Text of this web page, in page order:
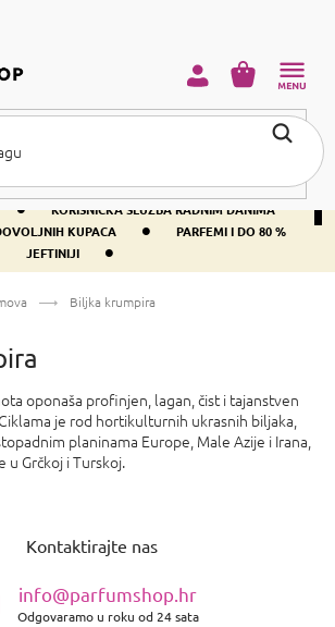
IZNAD PRIBLIŽNO 37 € •
400+ SVJETSKI
• KORISNIČKA SLUŽBA RADNIM DANIMA
KUPACA •
PARFEMI I DO 80 %
JEFTINIJI
•
KOŠARICA
Biljka krumpira
oponaša profinjen, lagan, čist i tajanstven
je rod hortikulturnih ukrasnih biljaka,
planinama Europe, Male Azije i Irana,
u Grčkoj i Turskoj.
Kontaktirajte nas
info@parfumshop.hr
Odgovaramo u roku od 24 sata